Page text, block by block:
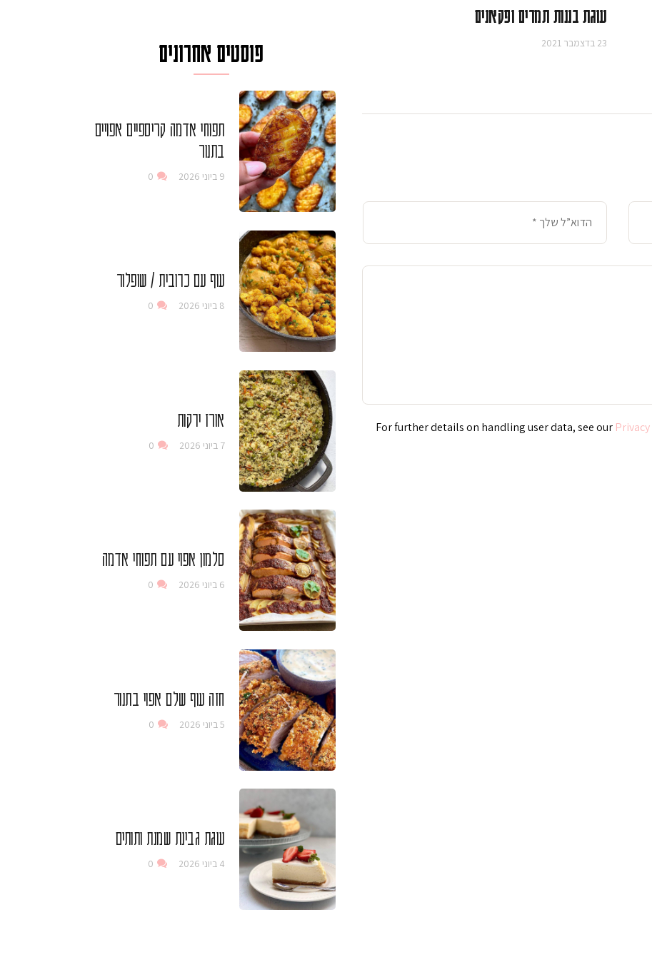
עוגת בננות תמרים ופקאנים
23 בדצמבר 2021 פוסטים אחרונים
תפוחי אדמה קריספיים אפויים
בתנור
9 ביוני 2026 0
עוף עם כרובית / שופלור
8 ביוני 2026 0
אורז ירקות
7 ביוני 2026 0
סלמון אפוי עם תפוחי אדמה
6 ביוני 2026 0
חזה עוף שלם אפוי בתנור
5 ביוני 2026 0
עוגת גבינת שמנת ותותים
4 ביוני 2026 0